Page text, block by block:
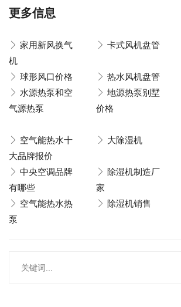
更多信息
家用新风换气
机
卡式风机盘管
球形风口价格
热水风机盘管
水源热泵和空
气源热泵
地源热泵别墅
价格
空气能热水十
大品牌报价
大除湿机
中央空调品牌
有哪些
除湿机制造厂
家
空气能热水热
泵
除湿机销售